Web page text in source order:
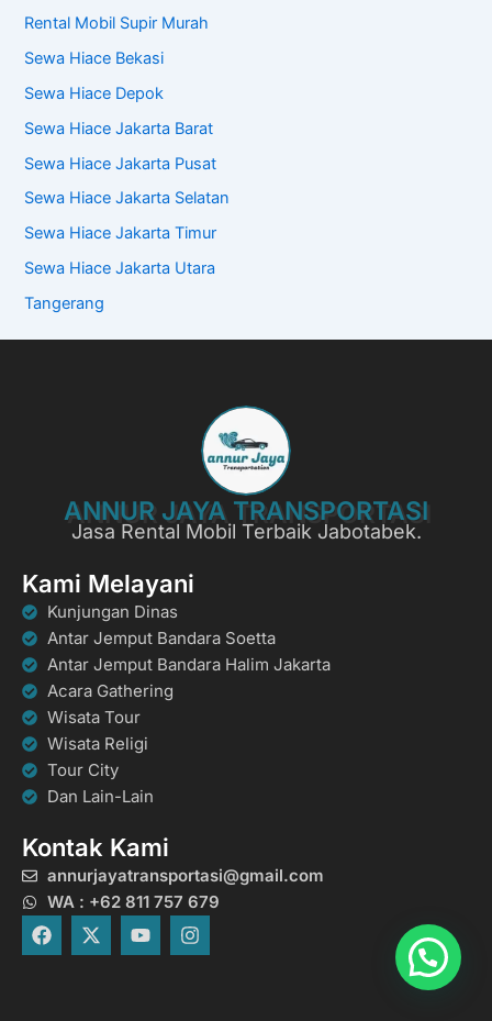
Rental Mobil Supir Murah
Sewa Hiace Bekasi
Sewa Hiace Depok
Sewa Hiace Jakarta Barat
Sewa Hiace Jakarta Pusat
Sewa Hiace Jakarta Selatan
Sewa Hiace Jakarta Timur
Sewa Hiace Jakarta Utara
Tangerang
ANNUR JAYA TRANSPORTASI
Jasa Rental Mobil Terbaik Jabotabek.
Kami Melayani
Kunjungan Dinas
Antar Jemput Bandara Soetta
Antar Jemput Bandara Halim Jakarta
Acara Gathering
Wisata Tour
Wisata Religi
Tour City
Dan Lain-Lain
Kontak Kami
annurjayatransportasi@gmail.com
WA : +62 811 757 679
F
a
X
-
Y
o
I
n